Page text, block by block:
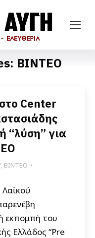
ΒΙΝΤΕΟ
Center
“λύση” για
, ΒΙΝΤΕΟ
εκπομπή του
Ελλάδος “Pre